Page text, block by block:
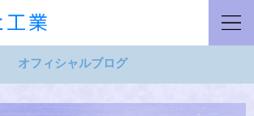
オフィシャルブログ